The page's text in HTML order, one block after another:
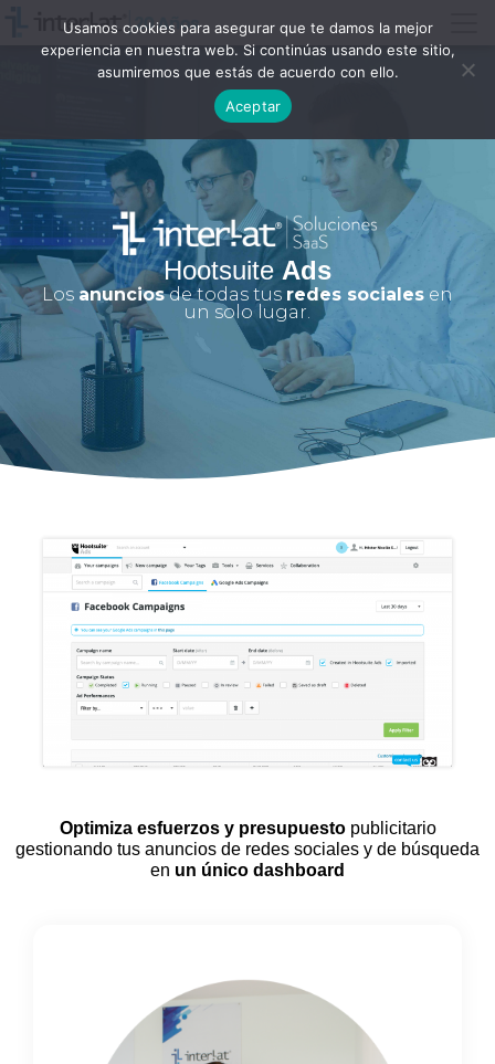
Hootsuite Ads
Los anunciosde todas tus redes sociales en
un solo lugar.
Optimiza esfuerzos y presupuestopublicitario
gestionando tus anuncios de redes sociales y de búsqueda
en un único dashboard
Usamos cookies para asegurar que te damos la mejor
experiencia en nuestra web. Si continúas usando este sitio,
asumiremos que estás de acuerdo con ello.
Aceptar